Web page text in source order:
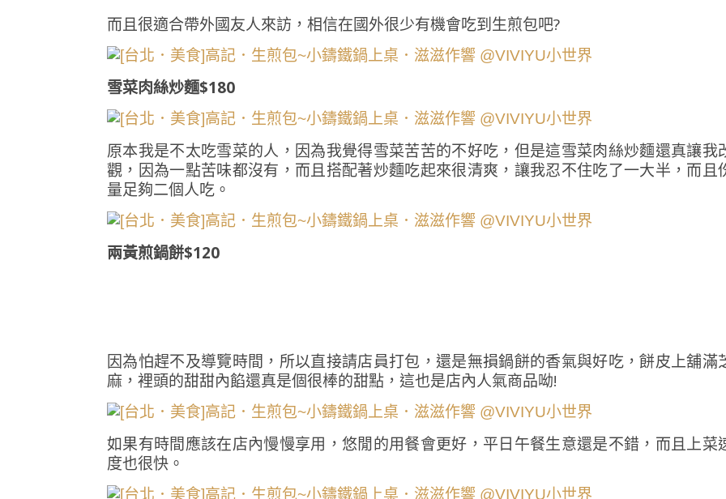
而且很適合帶外國友人來訪，相信在國外很少有機會吃到生煎包吧?
雪菜肉絲炒麵$180
原本我是不太吃雪菜的人，因為我覺得雪菜苦苦的不好吃，但是這雪菜肉絲炒麵還真讓我
觀，因為一點苦味都沒有，而且搭配著炒麵吃起來很清爽，讓我忍不住吃了一大半，而且
量足夠二個人吃。
兩黃煎鍋餅$120
因為怕趕不及導覽時間，所以直接請店員打包，還是無損鍋餅的香氣與好吃，餅皮上舖滿
麻，裡頭的甜甜內餡還真是個很棒的甜點，這也是店內人氣商品呦!
如果有時間應該在店內慢慢享用，悠閒的用餐會更好，平日午餐生意還是不錯，而且上菜
度也很快。